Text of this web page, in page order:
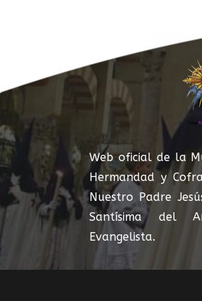
Web oficial de la
Hermandad y
Nuestro Padre
Santísima del
Evangelista.